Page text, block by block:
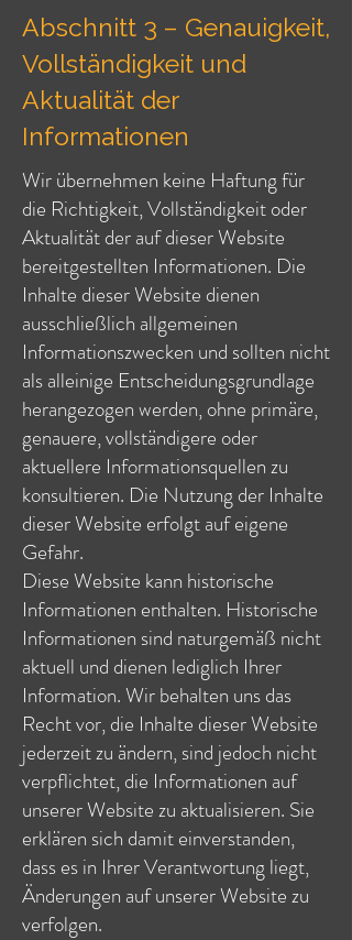
Abschnitt 3 – Genauigkeit,
Vollständigkeit und
Aktualität der
Informationen
Wir übernehmen keine Haftung für
die Richtigkeit, Vollständigkeit oder
Aktualität der auf dieser Website
bereitgestellten Informationen. Die
Inhalte dieser Website dienen
ausschließlich allgemeinen
Informationszwecken und sollten nicht
als alleinige Entscheidungsgrundlage
herangezogen werden, ohne primäre,
genauere, vollständigere oder
aktuellere Informationsquellen zu
konsultieren. Die Nutzung der Inhalte
dieser Website erfolgt auf eigene
Gefahr.
Diese Website kann historische
Informationen enthalten. Historische
Informationen sind naturgemäß nicht
aktuell und dienen lediglich Ihrer
Information. Wir behalten uns das
Recht vor, die Inhalte dieser Website
jederzeit zu ändern, sind jedoch nicht
verpflichtet, die Informationen auf
unserer Website zu aktualisieren. Sie
erklären sich damit einverstanden,
dass es in Ihrer Verantwortung liegt,
Änderungen auf unserer Website zu
verfolgen.